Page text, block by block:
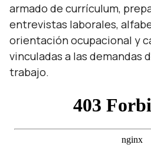
armado de currículum,
entrevistas laborales,
orientación ocupacional y
vinculadas a las demandas
trabajo.